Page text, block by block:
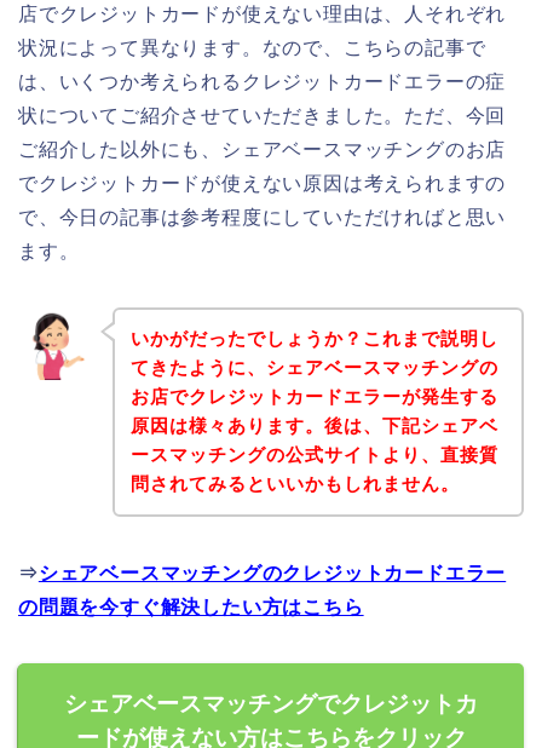
店でクレジットカードが使えない理由は、人それぞれ
状況によって異なります。なので、こちらの記事で
は、いくつか考えられるクレジットカードエラーの症
状についてご紹介させていただきました。ただ、今回
ご紹介した以外にも、シェアベースマッチングのお店
でクレジットカードが使えない原因は考えられますの
で、今日の記事は参考程度にしていただければと思い
ます。
いかがだったでしょうか？これまで説明し
てきたように、シェアベースマッチングの
お店でクレジットカードエラーが発生する
原因は様々あります。後は、下記シェアベ
ースマッチングの公式サイトより、直接質
問されてみるといいかもしれません。
⇒シェアベースマッチングのクレジットカードエラー
の問題を今すぐ解決したい方はこちら
シェアベースマッチングでクレジットカ
ードが使えない方はこちらをクリック